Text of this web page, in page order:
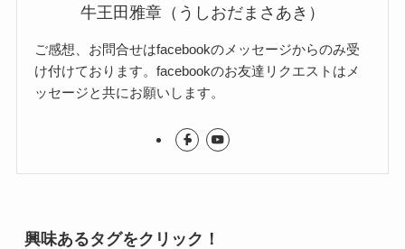
牛王田雅章（うしおだまさあき）
ご感想、お問合せはfacebookのメッセージからのみ受
け付けております。facebookのお友達リクエストはメ
ッセージと共にお願いします。
興味あるタグをクリック！